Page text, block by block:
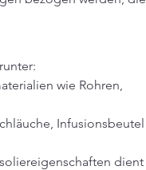
wie Rohren,
Infusionsbeutel
dient